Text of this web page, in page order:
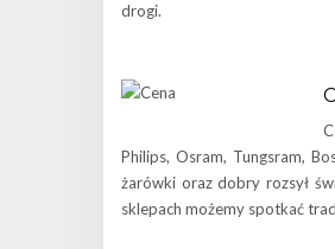
drogi.
Philips, Osram, Tungsram,
żarówki oraz dobry rozsył
sklepach możemy spotkać